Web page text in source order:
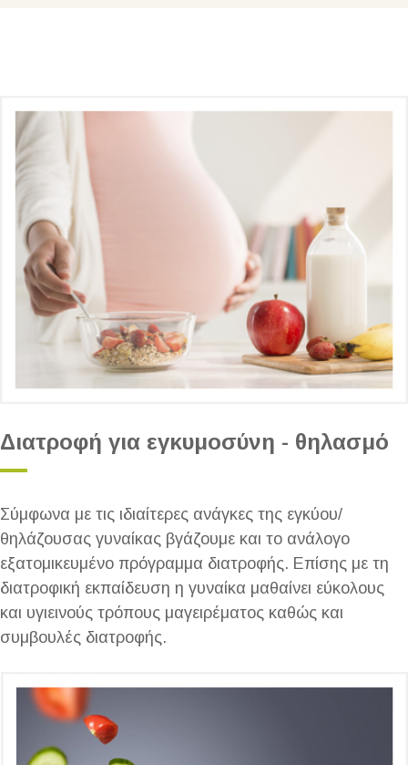
Διατροφή για εγκυμοσύνη - θηλασμό
Σύμφωνα με τις ιδιαίτερες ανάγκες της εγκύου/
θηλάζουσας γυναίκας βγάζουμε και το ανάλογο
εξατομικευμένο πρόγραμμα διατροφής. Επίσης με τη
διατροφική εκπαίδευση η γυναίκα μαθαίνει εύκολους
και υγιεινούς τρόπους μαγειρέματος καθώς και
συμβουλές διατροφής.